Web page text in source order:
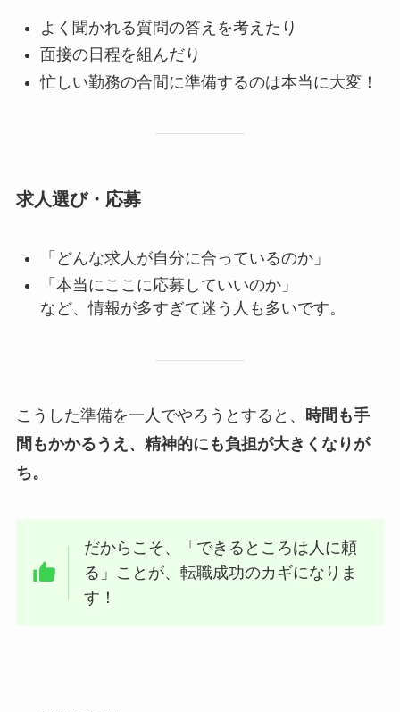
よく聞かれる質問の答えを考えたり
面接の日程を組んだり
忙しい勤務の合間に準備するのは本当に大変！
求人選び・応募
「どんな求人が自分に合っているのか」
「本当にここに応募していいのか」
など、情報が多すぎて迷う人も多いです。
こうした準備を一人でやろうとすると、
時間も手
間もかかるうえ、精神的にも負担が大きくなりが
ち。
だからこそ、「できるところは人に頼
る」ことが、転職成功のカギになりま
す！